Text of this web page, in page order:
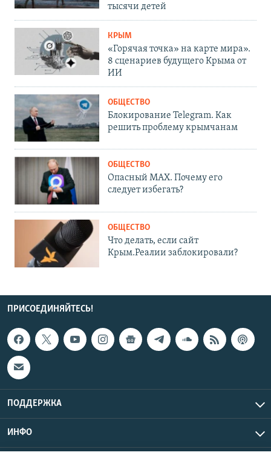
тысячи детей
КРЫМ
«Горячая точка» на карте мира».
8 сценариев будущего Крыма от
ИИ
ОБЩЕСТВО
Блокирование Telegram. Как
решить проблему крымчанам
ОБЩЕСТВО
Опасный MAX. Почему его
следует избегать?
ОБЩЕСТВО
Что делать, если сайт
Крым.Реалии заблокировали?
ПРИСОЕДИНЯЙТЕСЬ!
ПОДДЕРЖКА
ИНФО